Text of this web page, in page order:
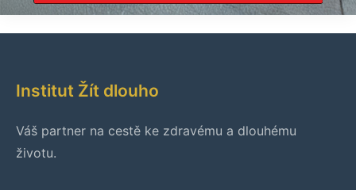
Institut Žít dlouho
Váš partner na cestě ke zdravému a dlouhému
životu.